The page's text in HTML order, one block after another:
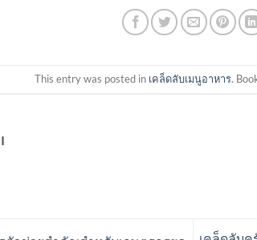
This entry was posted in เคล็ดลับเมนูอาหาร.